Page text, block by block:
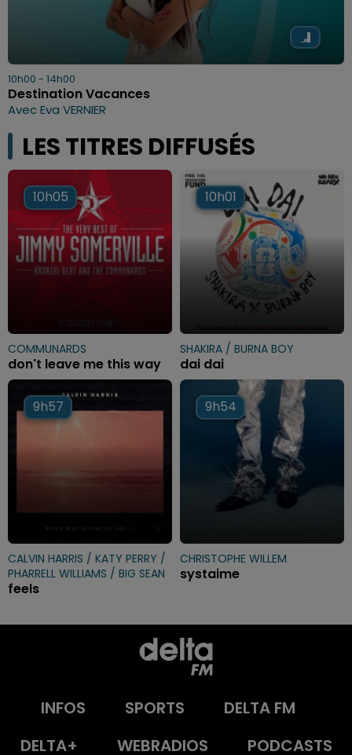
10h00 - 14h00
Destination Vacances
Avec Eva VERNIER
LES TITRES DIFFUSÉS
10h05
10h05
COMMUNARDS
don't leave me this way
10h01
10h01
SHAKIRA / BURNA BOY
dai dai
9h57
9h57
CALVIN HARRIS / KATY PERRY /
PHARRELL WILLIAMS / BIG SEAN
feels
9h54
9h54
CHRISTOPHE WILLEM
systaime
INFOS SPORTS
DELTA FM
DELTA+
WEBRADIOS PODCASTS